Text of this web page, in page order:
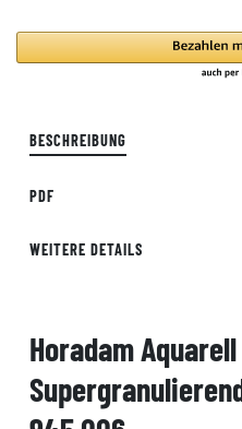
BESCHREIBUNG
PDF
WEITERE DETAILS
Horadam